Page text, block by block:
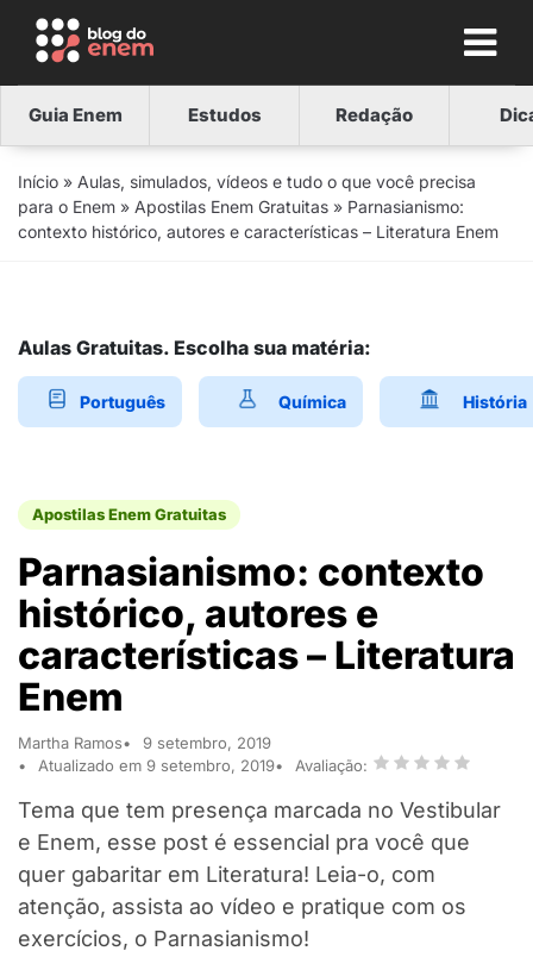
Guia Enem Estudos Redação
Início » Aulas, simulados, vídeos e tudo o que você precisa
para o Enem » Apostilas Enem Gratuitas » Parnasianismo:
contexto histórico, autores e características – Literatura Enem
Aulas Gratuitas. Escolha sua matéria:
Português Química História
Apostilas Enem Gratuitas
Parnasianismo: contexto
histórico, autores e
características – Literatura
Enem
Martha Ramos
9 setembro, 2019
Atualizado em 9 setembro, 2019
Avaliação:
Tema que tem presença marcada no Vestibular
e Enem, esse post é essencial pra você que
quer gabaritar em Literatura! Leia-o, com
atenção, assista ao vídeo e pratique com os
exercícios, o Parnasianismo!